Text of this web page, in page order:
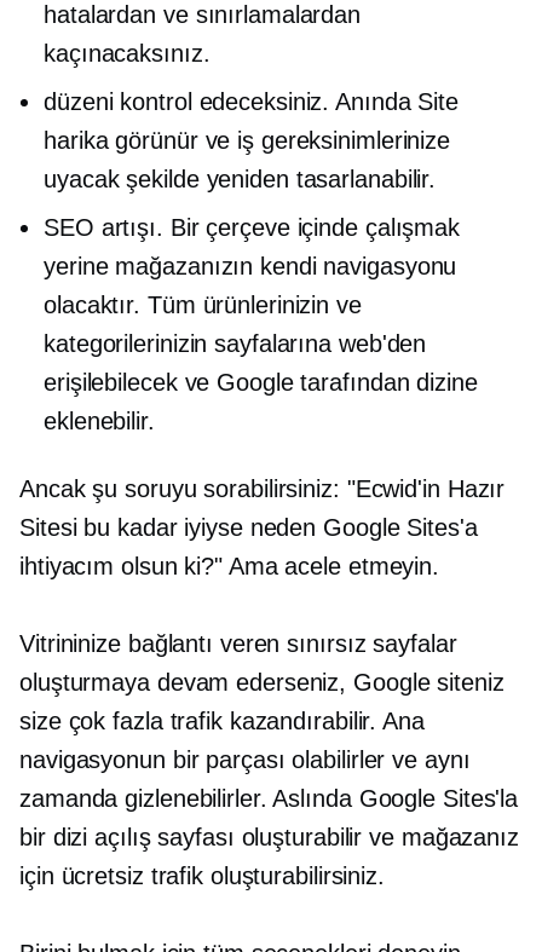
hatalardan ve sınırlamalardan
kaçınacaksınız.
düzeni kontrol edeceksiniz. Anında Site
harika görünür ve iş gereksinimlerinize
uyacak şekilde yeniden tasarlanabilir.
SEO artışı. Bir çerçeve içinde çalışmak
yerine mağazanızın kendi navigasyonu
olacaktır. Tüm ürünlerinizin ve
kategorilerinizin sayfalarına web'den
erişilebilecek ve Google tarafından dizine
eklenebilir.
Ancak şu soruyu sorabilirsiniz: "Ecwid'in Hazır
Sitesi bu kadar iyiyse neden Google Sites'a
ihtiyacım olsun ki?" Ama acele etmeyin.
Vitrininize bağlantı veren sınırsız sayfalar
oluşturmaya devam ederseniz, Google siteniz
size çok fazla trafik kazandırabilir. Ana
navigasyonun bir parçası olabilirler ve aynı
zamanda gizlenebilirler. Aslında Google Sites'la
bir dizi açılış sayfası oluşturabilir ve mağazanız
için ücretsiz trafik oluşturabilirsiniz.